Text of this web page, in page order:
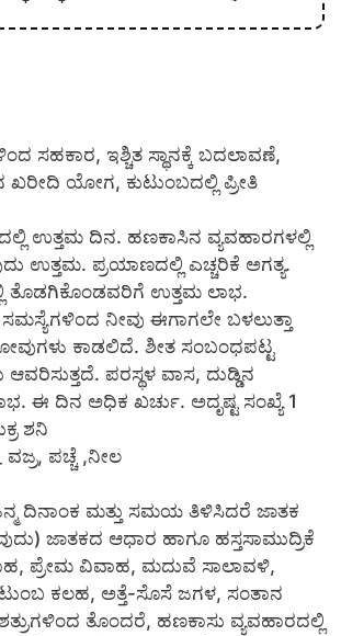
ಸಹಕಾರ, ಇಶ್ಚಿತ ಸ್ಥಾನಕ್ಕೆ ಬದಲಾವಣೆ,
ಯೋಗ, ಕುಟುಂಬದಲ್ಲಿ ಪ್ರೀತಿ
ಉತ್ತಮ ದಿನ. ಹಣಕಾಸಿನ ವ್ಯವಹಾರಗಳಲ್ಲಿ
ಉತ್ತಮ. ಪ್ರಯಾಣದಲ್ಲಿ ಎಚ್ಚರಿಕೆ ಅಗತ್ಯ.
ತೊಡಗಿಕೊಂಡವರಿಗೆ ಉತ್ತಮ ಲಾಭ.
ನೀವು ಈಗಾಗಲೇ ಬಳಲುತ್ತಾ
ಕಾಡಲಿದೆ. ಶೀತ ಸಂಬಂಧಪಟ್ಟ
ಪರಸ್ಥಳ ವಾಸ, ದುಡ್ಡಿನ
ಈ ದಿನ ಅಧಿಕ ಖರ್ಚು. ಅದೃಷ್ಟ ಸಂಖ್ಯೆ 1
ಶನಿ
ಪಚ್ಚೆ ,ನೀಲ
ದಿನಾಂಕ ಮತ್ತು ಸಮಯ ತಿಳಿಸಿದರೆ ಜಾತಕ
ಜಾತಕದ ಆಧಾರ ಹಾಗೂ ಹಸ್ತಸಾಮುದ್ರಿಕೆ
ಪ್ರೇಮ ವಿವಾಹ, ಮದುವೆ ಸಾಲಾವಳಿ,
ಕಲಹ, ಅತ್ತೆ-ಸೊಸೆ ಜಗಳ, ಸಂತಾನ
ತೊಂದರೆ, ಹಣಕಾಸು ವ್ಯವಹಾರದಲ್ಲಿ